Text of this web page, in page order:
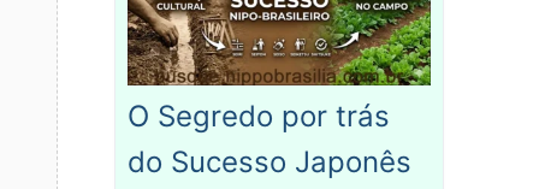
O Segredo por trás
do Sucesso Japonês